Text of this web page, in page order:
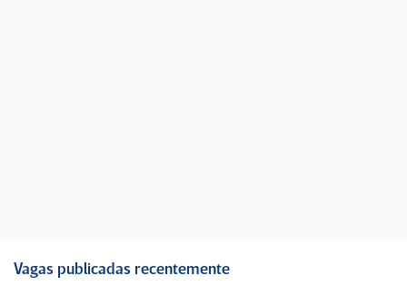
Vagas publicadas recentemente